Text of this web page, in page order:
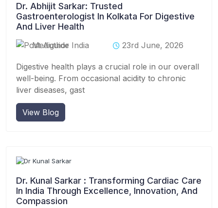
Dr. Abhijit Sarkar: Trusted
Gastroenterologist In Kolkata For Digestive
And Liver Health
Mediguide India 23rd June, 2026
Digestive health plays a crucial role in our overall
well-being. From occasional acidity to chronic
liver diseases, gast
View Blog
Dr. Kunal Sarkar : Transforming Cardiac Care
In India Through Excellence, Innovation, And
Compassion